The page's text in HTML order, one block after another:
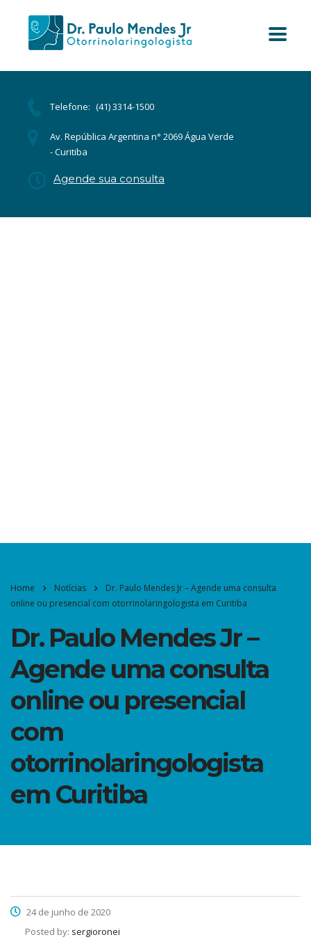
Telefone: (41) 3314-1500
Av. República Argentina n° 2069 Água Verde
- Curitiba
Agende sua consulta
Home Notícias
Dr. Paulo Mendes Jr – Agende uma consulta
online ou presencial com otorrinolaringologista em Curitiba
Dr. Paulo Mendes Jr –
Agende uma consulta
online ou presencial
com
otorrinolaringologista
em Curitiba
24 de junho de 2020
Posted by: sergioronei